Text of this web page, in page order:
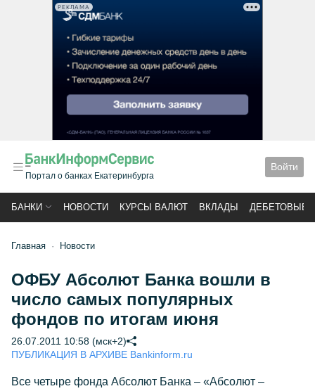
РЕКЛАМА
Портал о банках Екатеринбурга
Войти
БАНКИ НОВОСТИ КУРСЫ ВАЛЮТ ВКЛАДЫ ДЕБЕТОВЫЕ
Главная Новости
ОФБУ Абсолют Банка вошли в
число самых популярных
фондов по итогам июня
26.07.2011 10:58 (мск+2)
ПУБЛИКАЦИЯ В АРХИВЕ Bankinform.ru
Все четыре фонда Абсолют Банка – «Абсолют –